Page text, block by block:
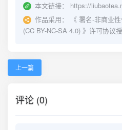
本文链接：
https://
作品采用：
《 署名-非商业
(CC BY-NC-SA 4.0) 》许可协议
上一篇
评论 (0)